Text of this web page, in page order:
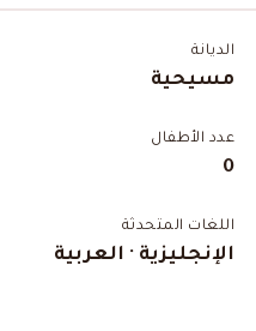
الديانة
مسيحية
عدد الأطفال
0
اللغات المتحدثة
الإنجليزية · العربية